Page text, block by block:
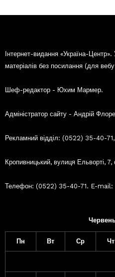
Інтернет-видання «Україна-
матеріалів без посилання (для
Шеф-редактор - Юхим Мармер.
Адміністратор сайту - Андрій
Рекламний відділ: (0522) 35-40-
Кропивницький, вулиця Ельворті,
Телефон: (0522) 35-40-71. E-
Пн Вт Ср Чт